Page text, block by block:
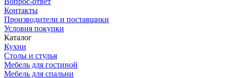
Контакты
Производители и поставщики
Условия покупки
Каталог
Кухни
Столы и стулья
Мебель для гостиной
Мебель для спальни